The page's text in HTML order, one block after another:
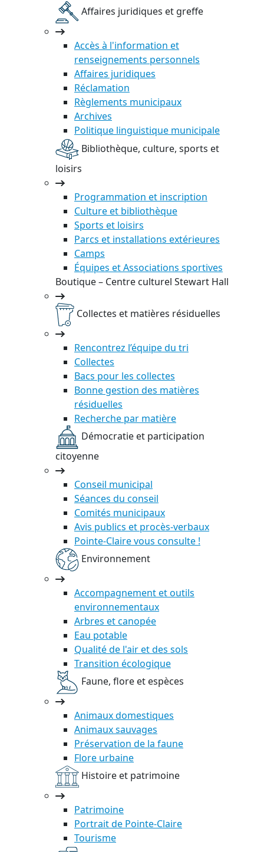
Affaires juridiques et greffe
Accès à l'information et
renseignements personnels
Affaires juridiques
Réclamation
Règlements municipaux
Archives
Politique linguistique municipale
Bibliothèque, culture, sports et
loisirs
Programmation et inscription
Culture et bibliothèque
Sports et loisirs
Parcs et installations extérieures
Camps
Équipes et Associations sportives
Boutique – Centre culturel Stewart Hall
Collectes et matières résiduelles
Rencontrez l’équipe du tri
Collectes
Bacs pour les collectes
Bonne gestion des matières
résiduelles
Recherche par matière
Démocratie et participation
citoyenne
Conseil municipal
Séances du conseil
Comités municipaux
Avis publics et procès-verbaux
Pointe-Claire vous consulte !
Environnement
Accompagnement et outils
environnementaux
Arbres et canopée
Eau potable
Qualité de l'air et des sols
Transition écologique
Faune, flore et espèces
Animaux domestiques
Animaux sauvages
Préservation de la faune
Flore urbaine
Histoire et patrimoine
Patrimoine
Portrait de Pointe-Claire
Tourisme